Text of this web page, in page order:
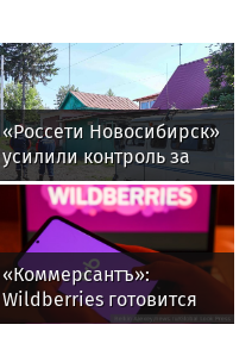
«Россети Новосибирск»
усилили контроль за
незаконными
подвесами ВОЛС: охват
проверок вырос в 1,5
раза
«Коммерсантъ»:
Wildberries готовится
запустить собственный